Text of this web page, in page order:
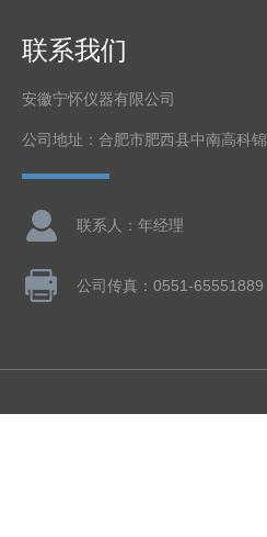
联系我们
安徽宁怀仪器有限公司
公司地址：合肥市肥西县中南高科
联系人：年经理
公司传真：0551-65551889